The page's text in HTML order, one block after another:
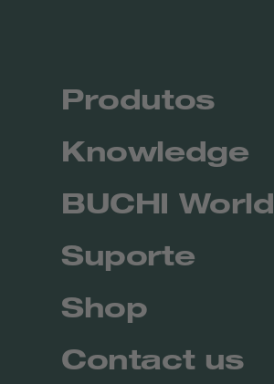
Produtos
Knowledge
BUCHI World
Suporte
Shop
Contact us